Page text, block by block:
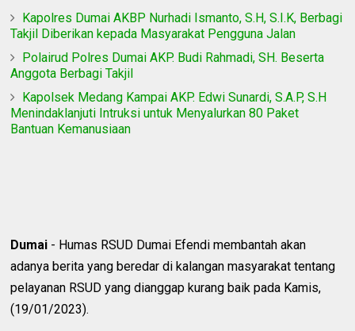
Kapolres Dumai AKBP Nurhadi Ismanto, S.H, S.I.K, Berbagi
Takjil Diberikan kepada Masyarakat Pengguna Jalan
Polairud Polres Dumai AKP. Budi Rahmadi, SH. Beserta
Anggota Berbagi Takjil
Kapolsek Medang Kampai AKP. Edwi Sunardi, S.A.P, S.H
Menindaklanjuti Intruksi untuk Menyalurkan 80 Paket
Bantuan Kemanusiaan
Dumai - Humas RSUD Dumai Efendi membantah akan
adanya berita yang beredar di kalangan masyarakat tentang
pelayanan RSUD yang dianggap kurang baik pada Kamis,
(19/01/2023).